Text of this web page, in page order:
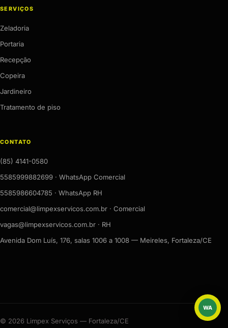
SERVIÇOS
Zeladoria
Portaria
Recepção
Copeira
Jardineiro
Tratamento de piso
CONTATO
(85) 4141-0580
5585999882699 · WhatsApp Comercial
5585986604785 · WhatsApp RH
comercial@limpexservicos.com.br · Comercial
vagas@limpexservicos.com.br · RH
Avenida Dom Luís, 176, salas 1006 a 1008 — Meireles, Fortaleza/CE
© 2026 Limpex Serviços — Fortaleza/CE
WA